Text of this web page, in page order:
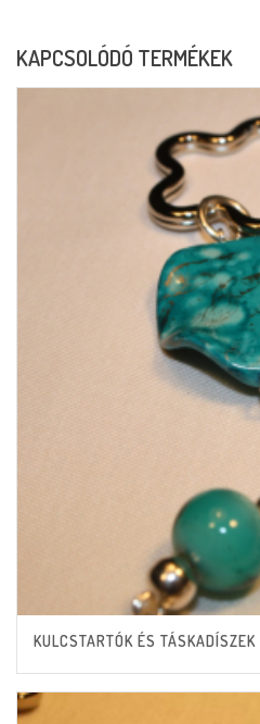
KAPCSOLÓDÓ TERMÉKEK
KULCSTARTÓK ÉS TÁSKADÍSZEK